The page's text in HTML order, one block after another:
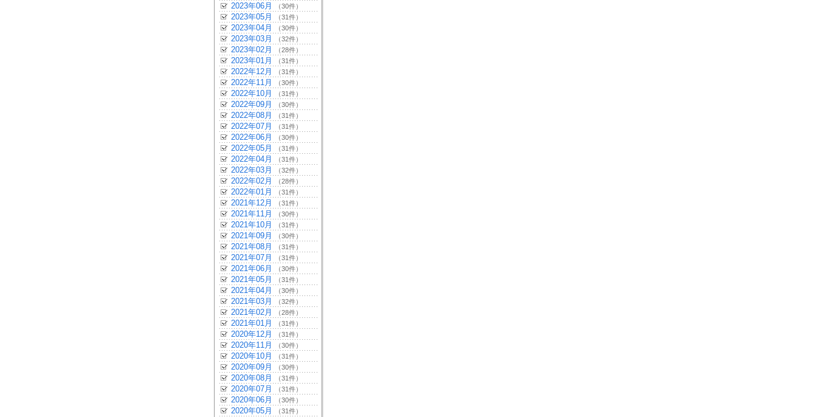
2023年06月 （30件）
2023年05月 （31件）
2023年04月 （30件）
2023年03月 （32件）
2023年02月 （28件）
2023年01月 （31件）
2022年12月 （31件）
2022年11月 （30件）
2022年10月 （31件）
2022年09月 （30件）
2022年08月 （31件）
2022年07月 （31件）
2022年06月 （30件）
2022年05月 （31件）
2022年04月 （31件）
2022年03月 （32件）
2022年02月 （28件）
2022年01月 （31件）
2021年12月 （31件）
2021年11月 （30件）
2021年10月 （31件）
2021年09月 （30件）
2021年08月 （31件）
2021年07月 （31件）
2021年06月 （30件）
2021年05月 （31件）
2021年04月 （30件）
2021年03月 （32件）
2021年02月 （28件）
2021年01月 （31件）
2020年12月 （31件）
2020年11月 （30件）
2020年10月 （31件）
2020年09月 （30件）
2020年08月 （31件）
2020年07月 （31件）
2020年06月 （30件）
2020年05月 （31件）